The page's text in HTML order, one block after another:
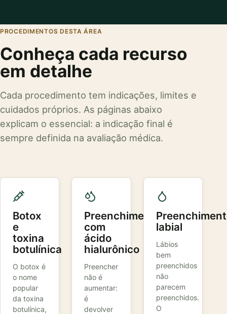
PROCEDIMENTOS DESTA ÁREA
Conheça cada recurso
em detalhe
Cada procedimento tem indicações, limites e
cuidados próprios. As páginas abaixo
explicam o essencial: a indicação final é
sempre definida na avaliação médica.
Botox
e
toxina
botulínica
O botox é
o nome
popular
da toxina
botulínica,
Preenchimento
com
ácido
hialurônico
Preencher
não é
aumentar:
é
devolver
labial
Lábios
bem
preenchidos
não
parecem
preenchidos.
O